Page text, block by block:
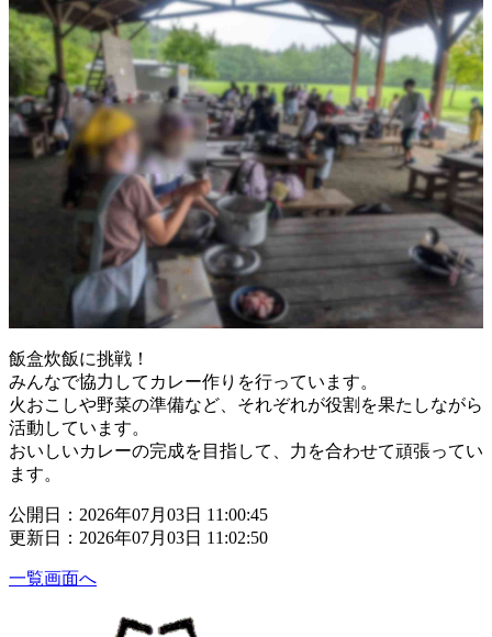
飯盒炊飯に挑戦！
みんなで協力してカレー作りを行っています。
火おこしや野菜の準備など、それぞれが役割を果たしながら
活動しています。
おいしいカレーの完成を目指して、力を合わせて頑張ってい
ます。
公開日：2026年07月03日 11:00:45
更新日：2026年07月03日 11:02:50
一覧画面へ